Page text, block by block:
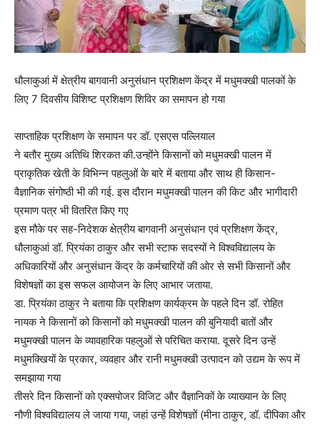
धौलाकुआं में क्षेत्रीय बागवानी अनुसंधान प्रशिक्षण केंद्र में मधुमक्खी पालकों के
लिए 7 दिवसीय विशिष्ट प्रशिक्षण शिविर का समापन हो गया
साप्ताहिक प्रशिक्षण के समापन पर डॉ. एसएस पल्लियाल
ने बतौर मुख्य अतिथि शिरकत की.उन्होंने किसानों को मधुमक्खी पालन में
प्राकृतिक खेती के विभिन्न पहलुओं के बारे में बताया और साथ ही किसान-
वैज्ञानिक संगोष्ठी भी की गई. इस दौरान मधुमक्खी पालन की किट और भागीदारी
प्रमाण पत्र भी वितरित किए गए
इस मौके पर सह-निदेशक क्षेत्रीय बागवानी अनुसंधान एवं प्रशिक्षण केंद्र,
धौलाकुआं डॉ. प्रियंका ठाकुर और सभी स्टाफ सदस्यों ने विश्वविद्यालय के
अधिकारियों और अनुसंधान केंद्र के कर्मचारियों की ओर से सभी किसानों और
विशेषज्ञों का इस सफल आयोजन के लिए आभार जताया.
डा. प्रियंका ठाकुर ने बताया कि प्रशिक्षण कार्यक्रम के पहले दिन डॉ. रोहित
नायक ने किसानों को किसानों को मधुमक्खी पालन की बुनियादी बातों और
मधुमक्खी पालन के व्यावहारिक पहलुओं से परिचित कराया. दूसरे दिन उन्हें
मधुमक्खियों के प्रकार, व्यवहार और रानी मधुमक्खी उत्पादन को उद्यम के रूप में
समझाया गया
तीसरे दिन किसानों को एक्सपोजर विजिट और वैज्ञानिकों के व्याख्यान के लिए
नौणी विश्वविद्यालय ले जाया गया, जहां उन्हें विशेषज्ञों (मीना ठाकुर, डॉ. दीपिका और